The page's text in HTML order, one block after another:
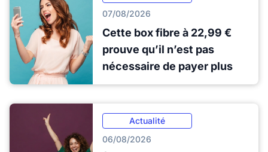
07/08/2026
Cette box fibre à 22,99 €
prouve qu’il n’est pas
nécessaire de payer plus
Actualité
06/08/2026